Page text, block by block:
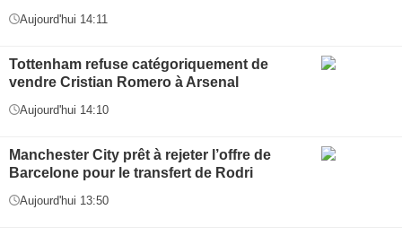
Aujourd'hui 14:11
Tottenham refuse catégoriquement de
vendre Cristian Romero à Arsenal
Aujourd'hui 14:10
Manchester City prêt à rejeter l’offre de
Barcelone pour le transfert de Rodri
Aujourd'hui 13:50